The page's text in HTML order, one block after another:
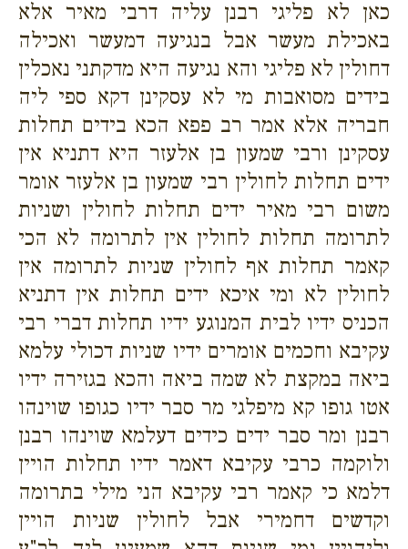
כאן לא פליגי רבנן עליה דרבי מאיר אלא
באכילת מעשר אבל בנגיעה דמעשר ואכילה
דחולין לא פליגי והא נגיעה היא מדקתני נאכלין
בידים מסואבות מי לא עסקינן דקא ספי ליה
חבריה אלא אמר רב פפא הכא בידים תחלות
עסקינן ורבי שמעון בן אלעזר היא דתניא אין
ידים תחלות לחולין רבי שמעון בן אלעזר אומר
משום רבי מאיר ידים תחלות לחולין ושניות
לתרומה תחלות לחולין אין לתרומה לא הכי
קאמר תחלות אף לחולין שניות לתרומה אין
לחולין לא ומי איכא ידים תחלות אין דתניא
הכניס ידיו לבית המנוגע ידיו תחלות דברי רבי
עקיבא וחכמים אומרים ידיו שניות דכולי עלמא
ביאה במקצת לא שמה ביאה והכא בגזירה ידיו
אטו גופו קא מיפלגי מר סבר ידיו כגופו שוינהו
רבנן ומר סבר ידים כידים דעלמא שוינהו רבנן
ולוקמה כרבי עקיבא דאמר ידיו תחלות הויין
דלמא כי קאמר רבי עקיבא הני מילי בתרומה
וקדשים דחמירי אבל לחולין שניות הויין